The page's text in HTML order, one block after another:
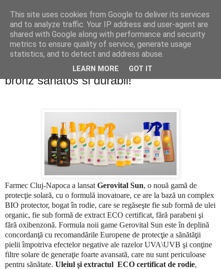
PentruDive.ro
miercuri, 18 mai 2011
Concurs: Castiga produse pentru un
bronz sanatos si durabil!
Farmec Cluj-Napoca a lansat Gerovital Sun, o nouă gamă de
protecţie solară, cu o formulă inovatoare, ce are la bază un complex
BIO protector, bogat în rodie, care se regăseşte fie sub formă de ulei
organic, fie sub formă de extract ECO certificat, fără parabeni şi
fără oxibenzonă. Formula noii game Gerovital Sun este în deplină
concordanţă cu recomandările Europene de protecţie a sănătăţii
pielii împotriva efectelor negative ale razelor UVA\UVB şi conţine
filtre solare de generaţie foarte avansată, care nu sunt periculoase
pentru sănătate. Uleiul şi extractul ECO certificat de rodie,
This site uses cookies from Google to deliver its services
and to analyze traffic. Your IP address and user-agent are
shared with Google along with performance and security
metrics to ensure quality of service, generate usage
statistics, and to detect and address abuse.
LEARN MORE GOT IT